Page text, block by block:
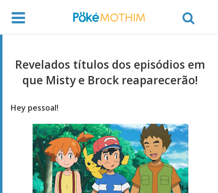
Revelados títulos dos episódios em
que Misty e Brock reaparecerão!
Hey pessoal!